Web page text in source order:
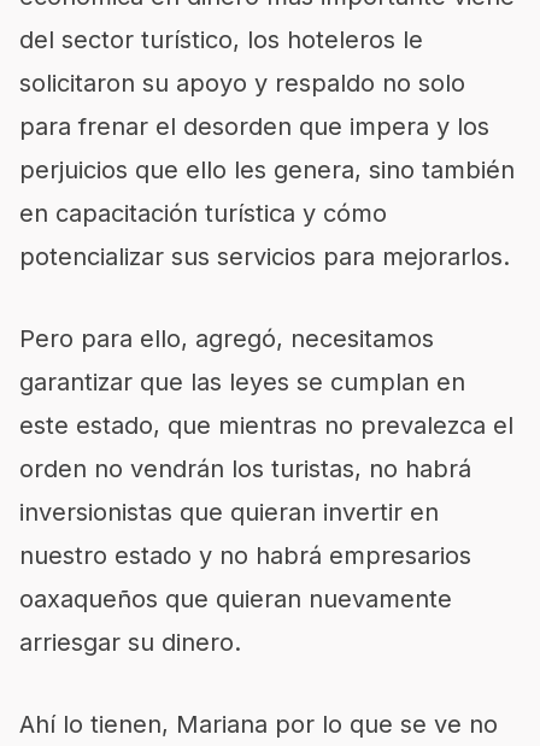
del sector turístico, los hoteleros le
solicitaron su apoyo y respaldo no solo
para frenar el desorden que impera y los
perjuicios que ello les genera, sino también
en capacitación turística y cómo
potencializar sus servicios para mejorarlos.
Pero para ello, agregó, necesitamos
garantizar que las leyes se cumplan en
este estado, que mientras no prevalezca el
orden no vendrán los turistas, no habrá
inversionistas que quieran invertir en
nuestro estado y no habrá empresarios
oaxaqueños que quieran nuevamente
arriesgar su dinero.
Ahí lo tienen, Mariana por lo que se ve no